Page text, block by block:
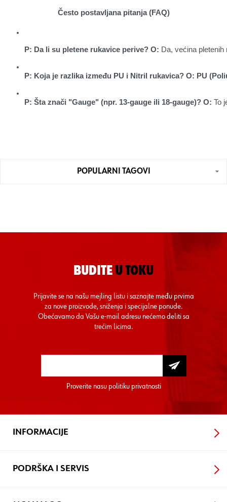
Često postavljana pitanja (FAQ)
P: Da li su pletene rukavice perive? O: Da, većina
P: Koja je razlika između PU i Nitril rukavica? O: PU
P: Šta znači "Gauge" (npr. 13-gauge ili 18-gauge)? O: To
POPULARNI TAGOVI
BUDITE U TOKU
Prijavite se na našu mejling listu i saznajte među prvima
za nove proizvode, sniženja i specijalne ponude.
Obećavamo da Vašu e-mail adresu nećemo deliti sa
trećim licima.
Proverite nasu politiku privatnosti
INFORMACIJE
PODRŠKA I SERVIS